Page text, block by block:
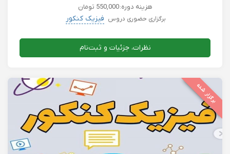
هزینه دوره:550,000 تومان
برگزاری حضوری دروس فیزیک کنکور
نظرات، جزئیات و ثبت‌نام
برگزار شده